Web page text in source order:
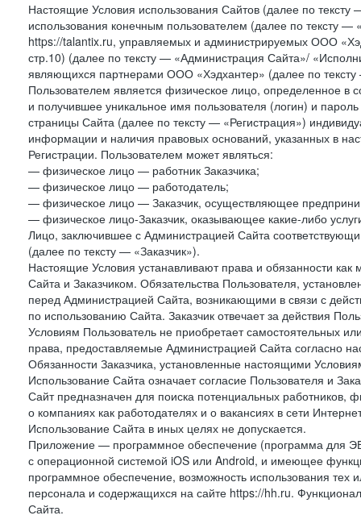
Настоящие Условия использования Сайтов (далее по
использования конечным пользователем (далее по тексту
https://talantix.ru, управляемых и администрируемых ООО
стр.10) (далее по тексту — «Администрация Сайта»/
являющихся партнерами ООО «Хэдхантер» (далее по
Пользователем является физическое лицо, определенное в
и получившее уникальное имя пользователя (логин) и
страницы Сайта (далее по тексту — «Регистрация»)
информации и наличия правовых оснований, указанных в
Регистрации. Пользователем может являться:
— физическое лицо — работник Заказчика;
— физическое лицо — работодатель;
— физическое лицо — Заказчик, осуществляющее
— физическое лицо-Заказчик, оказывающее какие-либо
Лицо, заключившее с Администрацией Сайта
(далее по тексту — «Заказчик»).
Настоящие Условия устанавливают права и обязанности
Сайта и Заказчиком. Обязательства Пользователя,
перед Администрацией Сайта, возникающими в связи с
по использованию Сайта. Заказчик отвечает за действия
Условиям Пользователь не приобретает самостоятельных
права, предоставляемые Администрацией Сайта согласно
Обязанности Заказчика, установленные настоящими
Использование Сайта означает согласие Пользователя и
Сайт предназначен для поиска потенциальных
о компаниях как работодателях и о вакансиях в сети
Использование Сайта в иных целях не допускается.
Приложение — программное обеспечение (программа для
с операционной системой iOS или Android, и имеющее
программное обеспечение, возможность использования
персонала и содержащихся на сайте https://hh.ru.
Сайта.